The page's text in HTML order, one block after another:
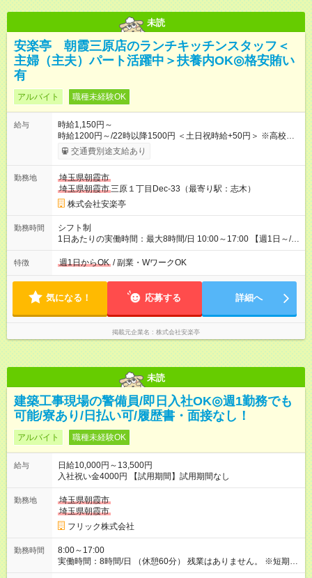
未読
安楽亭 朝霞三原店のランチキッチンスタッフ＜
主婦（主夫）パート活躍中＞扶養内OK◎格安賄い
有
アルバイト 職種未経験OK
給与
時給1,150円～
時給1200円～/22時以降1500円 ＜土日祝時給+50円＞ ※高校生
時給1150円 【試用期間】試用期間あり 試用期間の長さ：12ヶ
月 雇用形態、給与は本採用時と同じです。 ※最大12ヶ月の間
交通費別途支給あり
勤務地
埼玉県朝霞市
埼玉県朝霞市三原１丁目Dec-33（最寄り駅：志木）
株式会社安楽亭
勤務時間
シフト制
1日あたりの実働時間：最大8時間/日 10:00～17:00 【週1日～/1
日3時間～OK！】 ＊レギュラー勤務ももちろん大歓迎！ 「子ど
ものお迎えまでの時間」 「ランチタイムだけ」 など、家庭の予
談可能◎
特徴 週1日からOK / 副業・WワークOK
気になる！ 応募する 詳細へ
掲載元企業名 株式会社安楽亭
未読
建築工事現場の警備員/即日入社OK◎週1勤務でも
可能/寮あり/日払い可/履歴書・面接なし！
アルバイト 職種未経験OK
給与
日給10,000円～13,500円
入社祝い金4000円 【試用期間】試用期間なし
勤務地
埼玉県朝霞市
埼玉県朝霞市
フリック株式会社
勤務時間
8:00～17:00
実働時間：8時間/日 （休憩60分） 残業はありません。 ※短期の
募集は行っておりません。予めご了承くださいませ。